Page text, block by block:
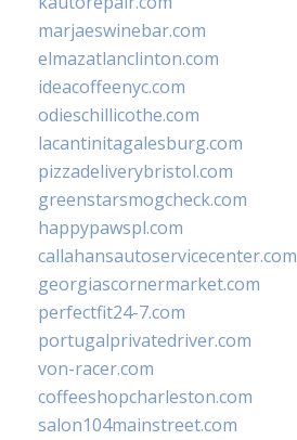
marjaeswinebar.com
elmazatlanclinton.com
ideacoffeenyc.com
odieschillicothe.com
lacantinitagalesburg.com
pizzadeliverybristol.com
greenstarsmogcheck.com
happypawspl.com
callahansautoservicecenter.com
georgiascornermarket.com
perfectfit24-7.com
portugalprivatedriver.com
von-racer.com
coffeeshopcharleston.com
salon104mainstreet.com